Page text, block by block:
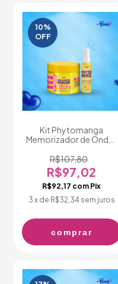
10%
OFF
Kit Phytomanga
Memorizador de Ondas
R$107,80
R$97,02
R$92,17 com Pix
3 x de R$32,34 sem juros
comprar